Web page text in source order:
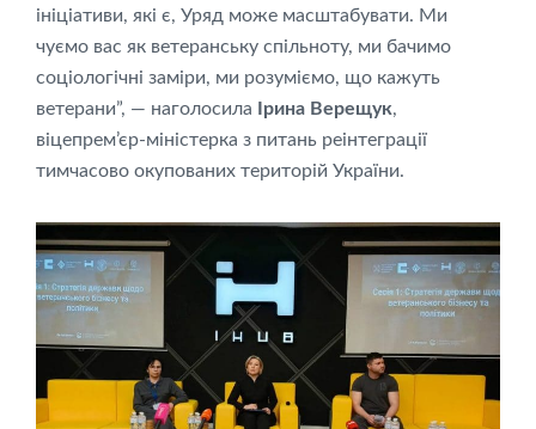
ініціативи, які є, Уряд може масштабувати. Ми
чуємо вас як ветеранську спільноту, ми бачимо
соціологічні заміри, ми розуміємо, що кажуть
ветерани”, — наголосила
Ірина Верещук,
віцепрем’єр-міністерка з питань реінтеграції
тимчасово окупованих територій України.